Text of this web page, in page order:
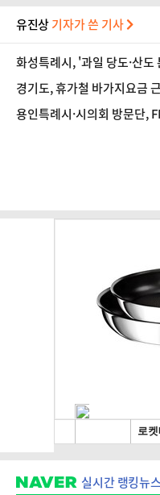
유진상기자가 쓴 기사
화성특례시, '과일 당도·산
경기도, 휴가철 바가지요금
용인특례시·시의회 방문단,
실시간 랭킹뉴스